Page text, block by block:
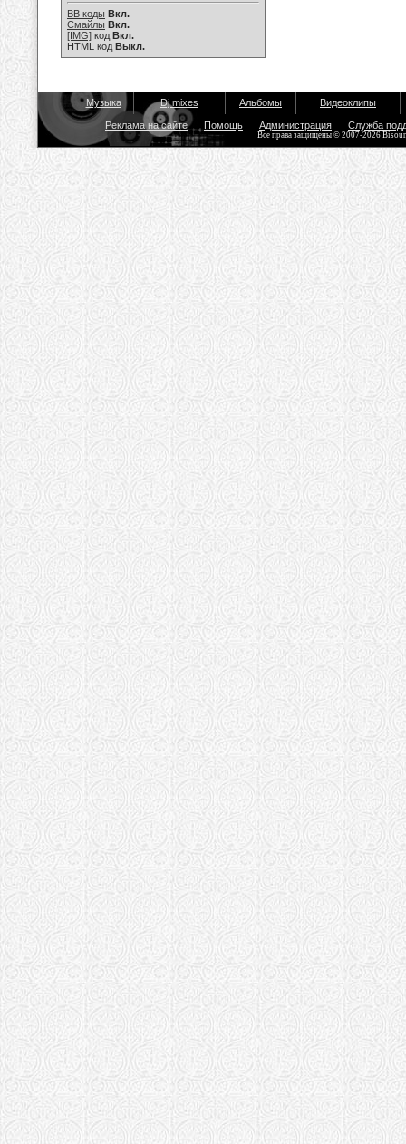
BB коды Вкл.
Смайлы Вкл.
[IMG] код Вкл.
HTML код Выкл.
Музыка Dj mixes Альбомы Видеоклипы
Реклама на сайте Помощь Администрация Служба
Все права защищены © 2007-2026